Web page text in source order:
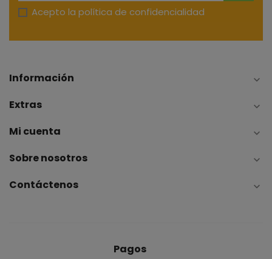
Acepto la política de confidencialidad
Información 
Extras 
Mi cuenta 
Sobre nosotros 
Contáctenos 
Pagos